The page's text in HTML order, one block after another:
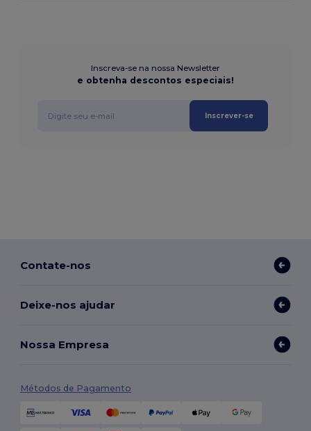
Inscreva-se na nossa Newsletter
e obtenha descontos especiais!
Inscrever-se
Contate-nos
Deixe-nos ajudar
Nossa Empresa
Métodos de Pagamento